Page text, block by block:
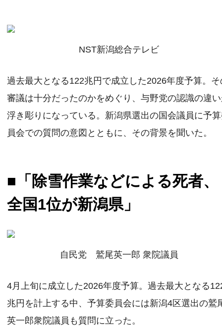
NST新潟総合テレビ
過去最大となる122兆円で成立した2026年度予算。そ
審議は十分だったのかをめぐり、与野党の認識の違
浮き彫りになっている。新潟県選出の国会議員に予
員会での質問の意図とともに、その背景を聞いた。
■「除雪作業などによる死者、
全国1位が新潟県」
自民党 鷲尾英一郎 衆院議員
4月上旬に成立した2026年度予算。過去最大となる
兆円を計上する中、予算委員会には新潟4区選出の鷲
英一郎衆院議員も質問に立った。